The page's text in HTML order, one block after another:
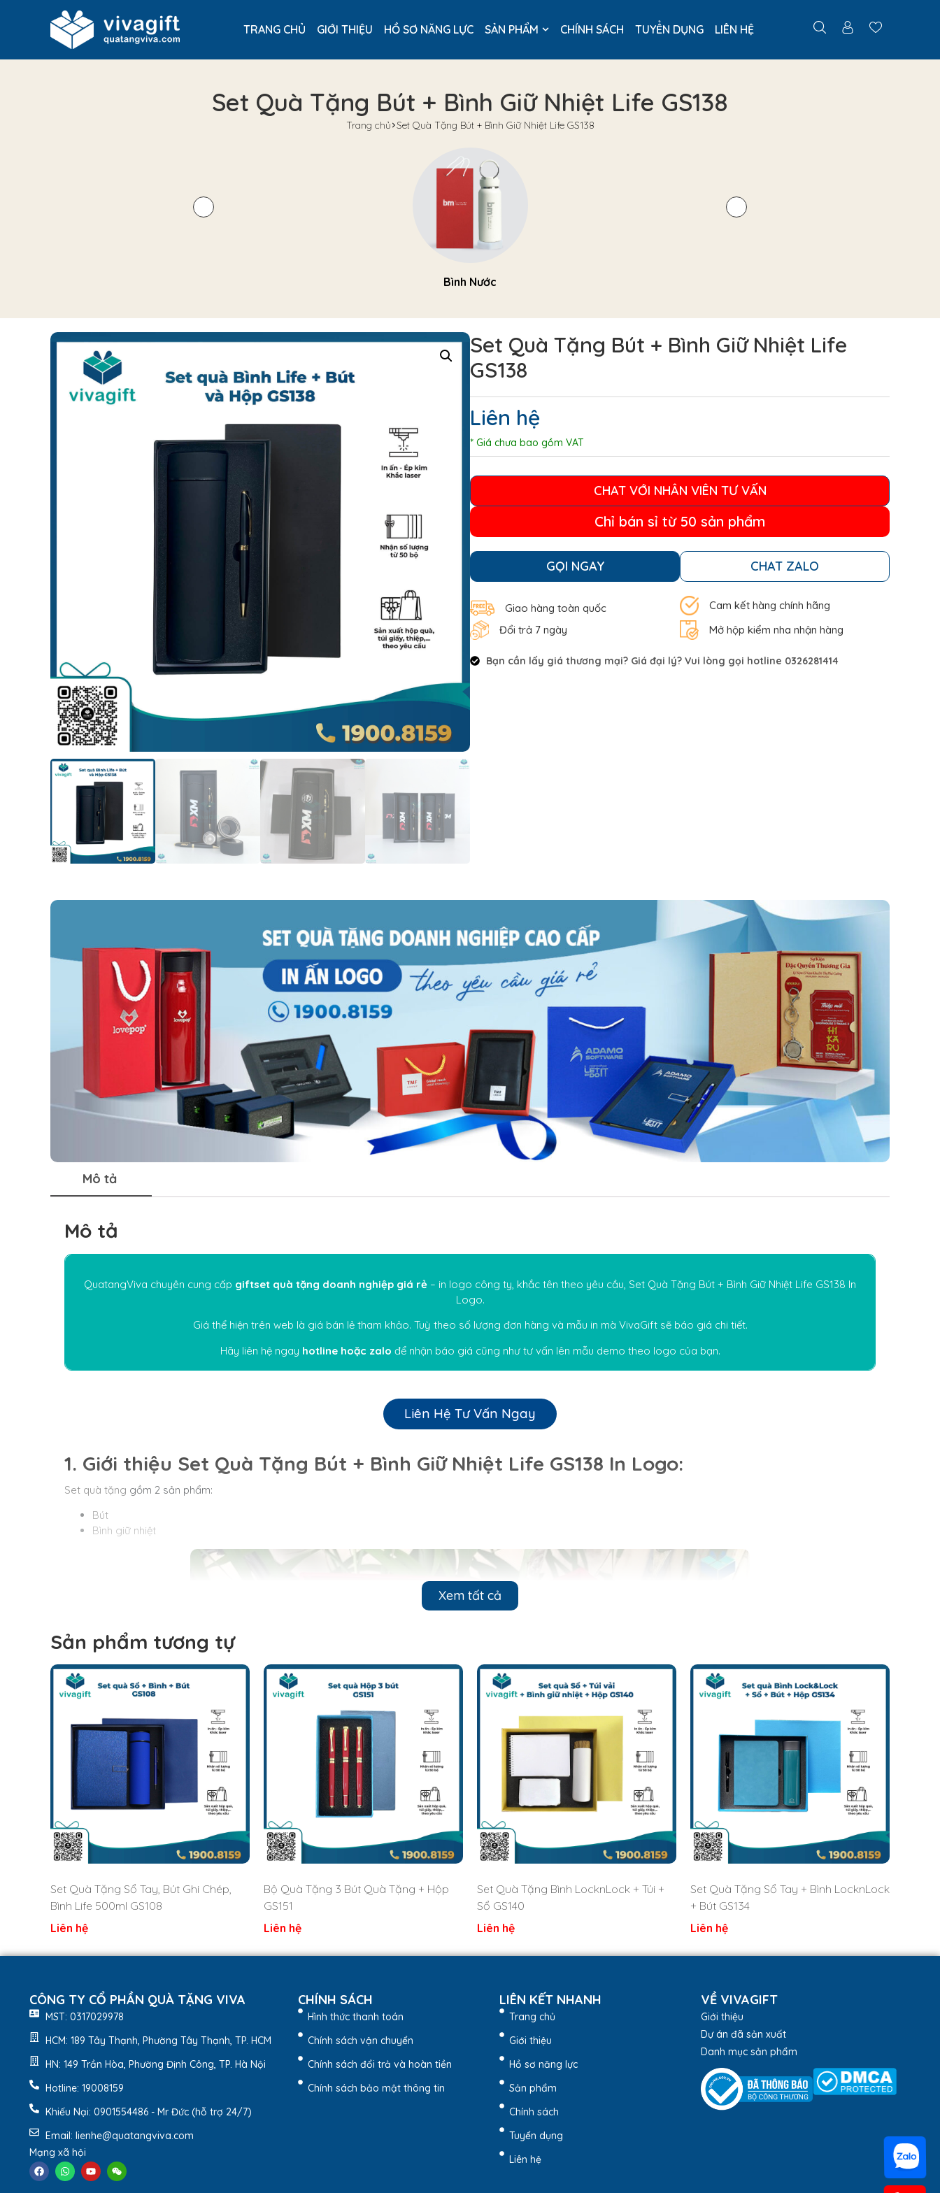
TRANG CHỦ GIỚI THIỆU HỒ SƠ NĂNG LỰC SẢN PHẨM CHÍNH SÁCH TUYỂN DỤNG LIÊN HỆ
Set Quà Tặng Bút + Bình Giữ Nhiệt Life GS138
Trang chủ Set Quà Tặng Bút + Bình Giữ Nhiệt Life GS138
Bình Nước
Set Quà Tặng Bút + Bình Giữ Nhiệt Life
GS138
Liên hệ
* Giá chưa bao gồm VAT
CHAT VỚI NHÂN VIÊN TƯ VẤN
Chỉ bán sỉ từ 50 sản phẩm
GỌI NGAY CHAT ZALO
Giao hàng toàn quốc
Cam kết hàng chính hãng
Đổi trả 7 ngày
Mở hộp kiểm nha nhận hàng
Bạn cần lấy giá thương mại? Giá đại lý? Vui lòng gọi hotline 0326281414
Mô tả
Mô tả
QuatangViva chuyên cung cấp giftset quà tặng doanh nghiệp giá rẻ – in logo công ty, khắc tên theo yêu cầu, Set Quà Tặng Bút + Bình Giữ Nhiệt Life GS138 In
Logo.
Giá thể hiện trên web là giá bán lẻ tham khảo. Tuỳ theo số lượng đơn hàng và mẫu in mà VivaGiftsẽ báo giá chi tiết.
Hãy liên hệ ngay hotline hoặc zalo để nhận báo giá cũng như tư vấn lên mẫu demo theo logo của bạn.
Liên Hệ Tư Vấn Ngay
1. Giới thiệu Set Quà Tặng Bút + Bình Giữ Nhiệt Life GS138 In Logo:
Set quà tặng gồm 2 sản phẩm:
Bút
Bình giữ nhiệt
là 1 trong những món quà hoàn hảo dành tặng cho khách hàng, đối tác, nhân viên của mình. Thể hiện sự đẳng cấp và tinh tế
khi sử dụng.
Set Quà Tặng Bút + Bình Giữ Nhiệt Life GS138 In Logo còn là vật trang trí, vật phẩm để bàn làm việc hay bộ quà kỉ niệm đẹp mắt.
Xem tất cả
Sản phẩm tương tự
Set Quà Tặng Sổ Tay, Bút Ghi Chép,
Bình Life 500ml GS108
Liên hệ
Bộ Quà Tặng 3 Bút Quà Tặng + Hộp
GS151
Liên hệ
Set Quà Tặng Bình LocknLock + Túi +
Sổ GS140
Liên hệ
Set Quà Tặng Sổ Tay + Bình LocknLock
+ Bút GS134
Liên hệ
CÔNG TY CỔ PHẦN QUÀ TẶNG VIVA
MST: 0317029978
HCM: 189 Tây Thạnh, Phường Tây Thạnh, TP. HCM
HN: 149 Trần Hòa, Phường Định Công, TP. Hà Nội
Hotline: 19008159
Khiếu Nại: 0901554486 - Mr Đức (hỗ trợ 24/7)
Email: lienhe@quatangviva.com
Mạng xã hội
CHÍNH SÁCH
Hình thức thanh toán
Chính sách vận chuyển
Chính sách đổi trả và hoàn tiền
Chính sách bảo mật thông tin
LIÊN KẾT NHANH
Trang chủ
Giới thiệu
Hồ sơ năng lực
Sản phẩm
Chính sách
Tuyển dụng
Liên hệ
VỀ VIVAGIFT
Giới thiệu
Dự án đã sản xuất
Danh mục sản phẩm